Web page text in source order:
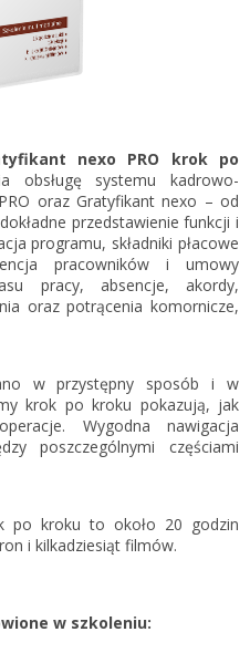
PRO
KSeF dla firm
KSeF dla biur
InsERT
nexo PRO krok po
obsługę systemu kadrowo-
oraz Gratyfikant nexo – od
przedstawienie funkcji i
programu, składniki płacowe
pracowników i umowy
pracy, absencje, akordy,
oraz potrącenia komornicze,
w przystępny sposób i w
krok po kroku pokazują, jak
Wygodna nawigacja
poszczególnymi częściami
po kroku to około 20 godzin
i kilkadziesiąt filmów.
w szkoleniu: